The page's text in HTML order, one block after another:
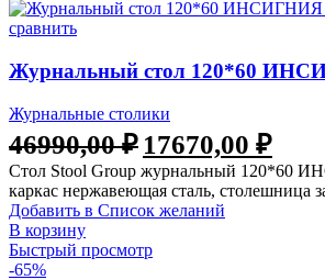
сравнить
Журнальный стол 120*60
Журнальные столики
46990,00₽ 17670,00 ₽
Стол Stool Group журнальный 120*60
каркас нержавеющая сталь, столешница
Добавить в Список желаний
В корзину
Быстрый просмотр
-65%